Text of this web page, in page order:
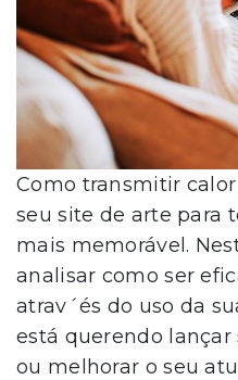
Como transmitir
seu site de arte para
mais memorável.
analisar como ser
atrav´és do uso da
está querendo
ou melhorar o seu